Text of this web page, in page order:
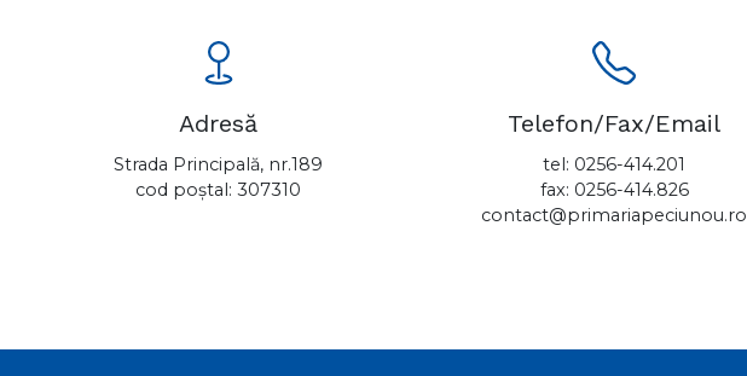
Adresă
Strada Principală, nr.189
cod poștal: 307310
Telefon/Fax/Email
tel: 0256-414.201
fax: 0256-414.826
contact@primariapeciunou.ro